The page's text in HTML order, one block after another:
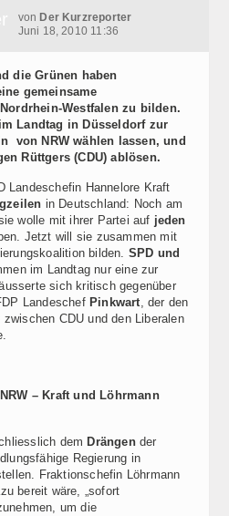
von Der Kurzreporter
Juni 18, 2010 11:36
die Grünen haben
gemeinsame
Westfalen zu bilden.
Landtag in Düsseldorf zur
von NRW wählen lassen, und
Rüttgers (CDU) ablösen.
Landeschefin Hannelore Kraft
in Deutschland: Noch am
wolle mit ihrer Partei auf jeden
Jetzt will sie zusammen mit
bilden. SPD und
im Landtag nur eine zur
sich kritisch gegenüber
Landeschef Pinkwart, der den
CDU und den Liberalen
– Kraft und Löhrmann
dem Drängen der
Regierung in
Fraktionschefin Löhrmann
bereit wäre, „sofort
um die